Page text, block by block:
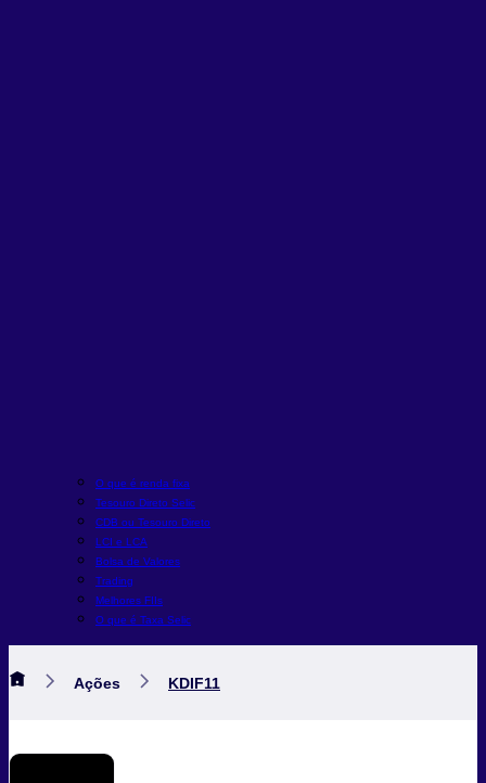
O que é renda fixa
Tesouro Direto Selic
CDB ou Tesouro Direto
LCI e LCA
Bolsa de Valores
Trading
Melhores FIIs
O que é Taxa Selic
Ações KDIF11